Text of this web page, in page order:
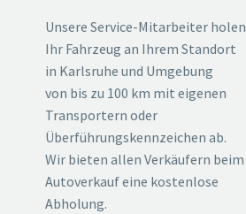
Unsere Service-Mitarbeiter holen
Ihr Fahrzeug an Ihrem Standort
in Karlsruhe und Umgebung
von bis zu 100 km mit eigenen
Transportern oder
Überführungskennzeichen ab.
Wir bieten allen Verkäufern beim
Autoverkauf eine kostenlose
Abholung.